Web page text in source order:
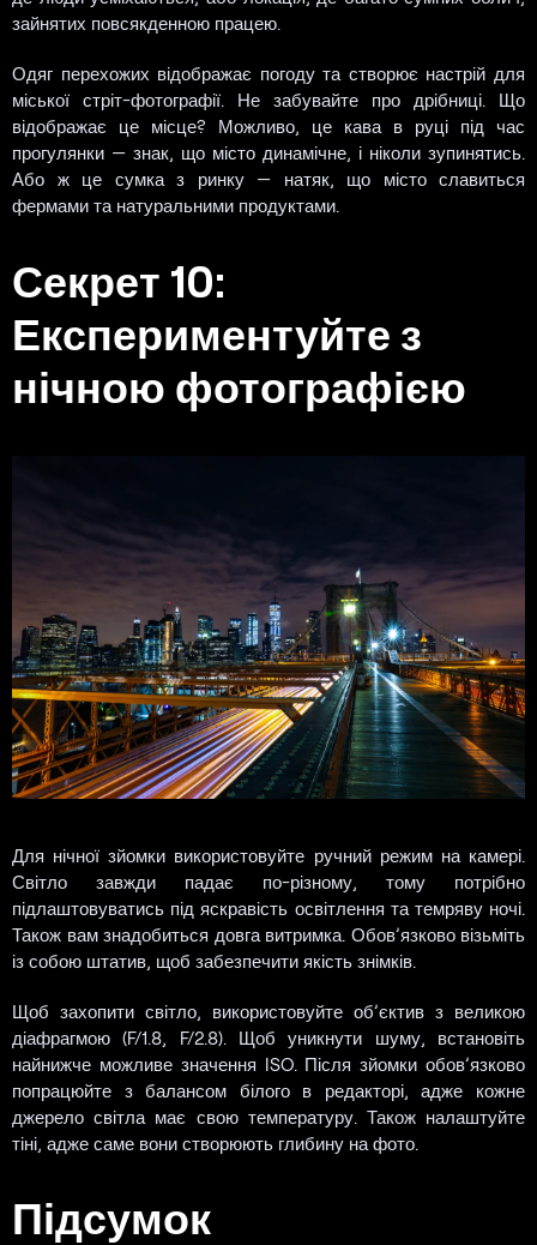
зайнятих повсякденною працею.
Одяг перехожих відображає погоду та створює настрій для
міської стріт-фотографії. Не забувайте про дрібниці. Що
відображає це місце? Можливо, це кава в руці під час
прогулянки — знак, що місто динамічне, і ніколи зупинятись.
Або ж це сумка з ринку — натяк, що місто славиться
фермами та натуральними продуктами.
Секрет 10:
Експериментуйте з
нічною фотографією
Для нічної зйомки використовуйте ручний режим на камері.
Світло завжди падає по-різному, тому потрібно
підлаштовуватись під яскравість освітлення та темряву ночі.
Також вам знадобиться довга витримка. Обов’язково візьміть
із собою штатив, щоб забезпечити якість знімків.
Щоб захопити світло, використовуйте об’єктив з великою
діафрагмою (F/1.8, F/2.8). Щоб уникнути шуму, встановіть
найнижче можливе значення ISO. Після зйомки обов’язково
попрацюйте з балансом білого в редакторі, адже кожне
джерело світла має свою температуру. Також налаштуйте
тіні, адже саме вони створюють глибину на фото.
Підсумок